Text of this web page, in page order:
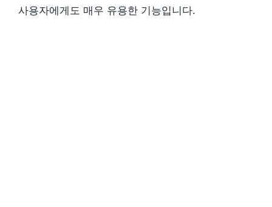
사용자에게도 매우 유용한 기능입니다.